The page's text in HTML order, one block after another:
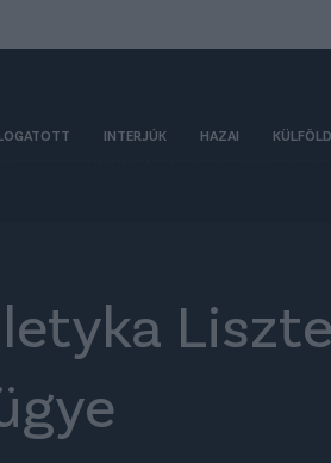
INTERJÚK HAZAI KÜLFÖLD